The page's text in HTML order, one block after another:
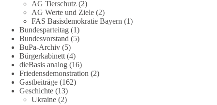
stromausfalle-der-bundesnetzagentur-zr-94423201.html?
utm_source=chatgpt.com
🟩🟩🟦🟦🟥🟥🟧🟧
Wieder ein Beispiel dafür, warum wir 1 Milliarde für freie
Medien fordern sollten: 👉 Jetzt Petition unterzeichnen
#dieBasis #Energie #Versorgungssicherheit
#Technologieoffen #Resilienz
AG Tierschutz (2)
AG Werte und Ziele (2)
FAS Basisdemokratie Bayern (1)
Bundesparteitag (1)
Bundesvorstand (5)
BuPa-Archiv (5)
Bürgerkabinett (4)
dieBasis analog (16)
Friedensdemonstration (2)
Gastbeiträge (162)
Geschichte (13)
Ukraine (2)